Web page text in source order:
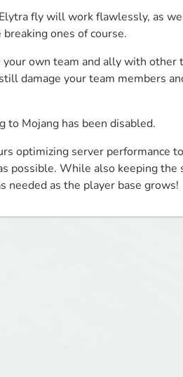
fly will work flawlessly, as
ones of course.
own team and ally with
damage your team members
to Mojang has been disabled.
optimizing server performance
possible. While also keeping
needed as the player base grows!